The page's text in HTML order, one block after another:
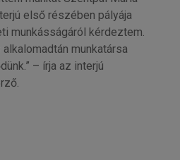
első részében pályája
munkásságáról kérdeztem.
munkatársa
– írja az interjú